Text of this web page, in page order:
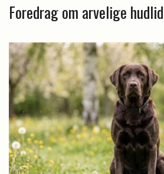
Foredrag om arvelige